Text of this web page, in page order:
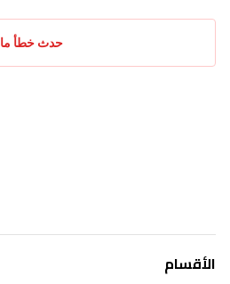
حدث خطأ ما
الأقسام